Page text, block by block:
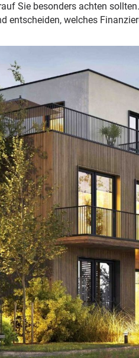
Sie besonders achten
entscheiden, welches